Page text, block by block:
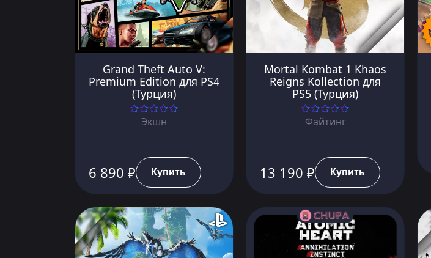
Grand Theft Auto V:
Premium Edition для PS4
(Турция)
Экшн
6 890 ₽ Купить
Mortal Kombat 1 Khaos
Reigns Kollection для
PS5 (Турция)
Файтинг
13 190 ₽ Купить